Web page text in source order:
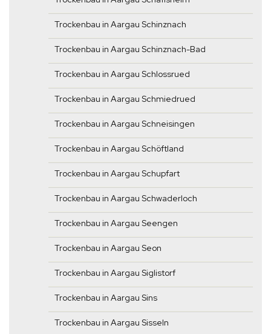
Trockenbau in Aargau Schinznach
Trockenbau in Aargau Schinznach-Bad
Trockenbau in Aargau Schlossrued
Trockenbau in Aargau Schmiedrued
Trockenbau in Aargau Schneisingen
Trockenbau in Aargau Schöftland
Trockenbau in Aargau Schupfart
Trockenbau in Aargau Schwaderloch
Trockenbau in Aargau Seengen
Trockenbau in Aargau Seon
Trockenbau in Aargau Siglistorf
Trockenbau in Aargau Sins
Trockenbau in Aargau Sisseln